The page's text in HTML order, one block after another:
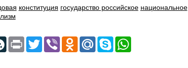
конституция государство российское национальное
LiveJournal
Print TwitterViber Odnoklassniki
Mail.RuSkypeWhatsApp